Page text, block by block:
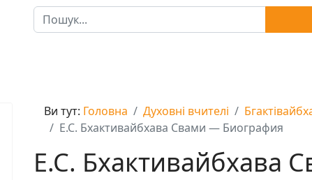
Пошук
Ви тут: Головна Духовні вчителі
Е.С. Бхактивайбхава Свами — Биография
Е.С. Бхактивайбхава